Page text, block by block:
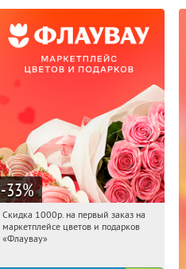
-33%
09:39:34 Получили:
Россия
Скидка 1000р. на первый заказ на
маркетплейсе цветов и подарков
«Флаувау»